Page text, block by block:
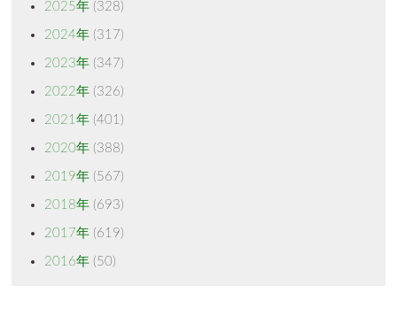
2025年(328)
2024年(317)
2023年(347)
2022年(326)
2021年(401)
2020年(388)
2019年(567)
2018年(693)
2017年(619)
2016年(50)